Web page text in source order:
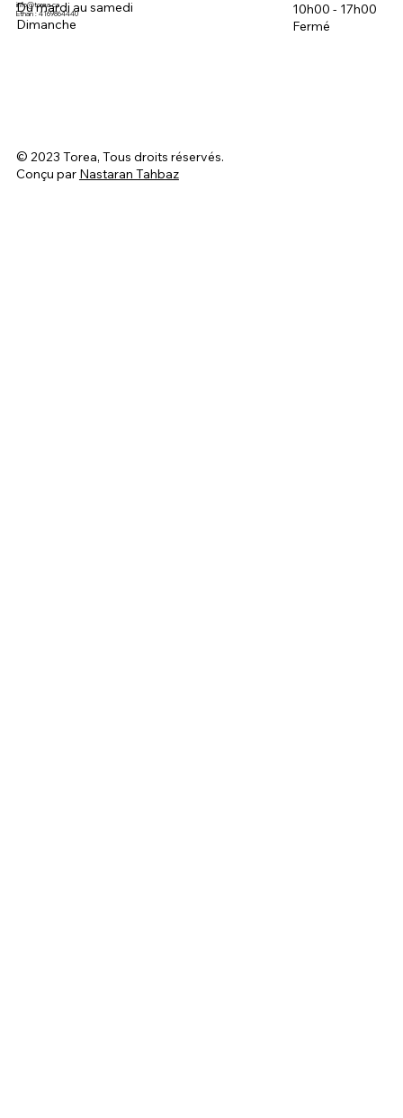
info@torea.ca
Ethan : 4169864440
Du mardi au samedi
Dimanche
10h00 - 17h00
Fermé
© 2023 Torea, Tous droits réservés.
Conçu par Nastaran Tahbaz